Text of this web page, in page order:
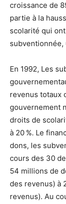
croissance de
partie à la
scolarité qui
subventionnée,
En 1992, Les
revenus totaux
gouvernement
droits de
à 20 %. Le
dons, les
cours des 30
54 millions de
des revenus) à
revenus). Au